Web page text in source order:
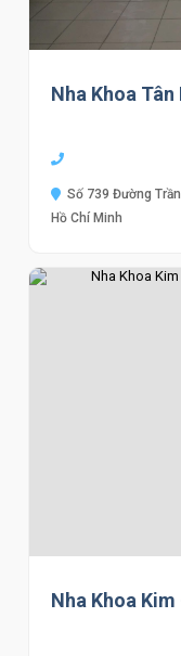
Nha Khoa Tân
Số 739 Đường Trần
Hồ Chí Minh
Nha Khoa